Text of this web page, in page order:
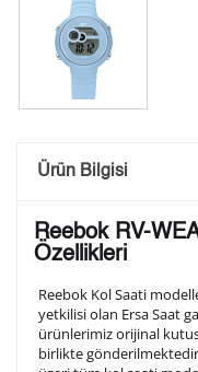
Saatini
arka kapağına
olduğunuz şekilde
1. Satır
Ürün Bilgisi
Reebok RV-
Özellikleri
Reebok Kol Saati
yetkilisi olan Ersa Saat
ürünlerimiz orijinal
birlikte